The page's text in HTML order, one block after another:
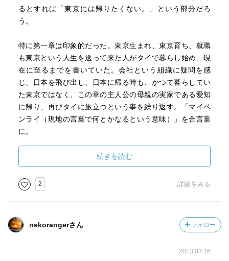
るとすれば「東京には帰りたくない。」という部分だろ
う。
特に第一章は印象的だった。東京生まれ、東京育ち、就職
も東京という人生を送って来た人がタイで暮らし始め、現
在に至るまでを書いていた。会社という組織に疑問を感
じ、日本を飛び出し、日本に帰る時も、かつて暮らしてい
た東京ではなく、この章の主人公の母親の実家である愛知
に帰り、再びタイに旅立つという事を繰り返す。「マイペ
ンライ（現地の言葉で何とかなるという意味）」を合言葉
に。
し、何よりも安全だ。それよりもタイを選ぶという姿に、
バックパッカーとして旅をしていた頃の私と何か重なる部
分がある気がした。そして、「何とかなる」という余裕
を、私はいつの間にかどっかにやってしまったとも気付い
この本を読んで、バックパッカーをしてた頃の考えとかを
思い出せたので、もっと原点に立ち返りたいと思う。
続きを読む
2 詳細をみる
nekorangerさん フォロー
2013.03.16